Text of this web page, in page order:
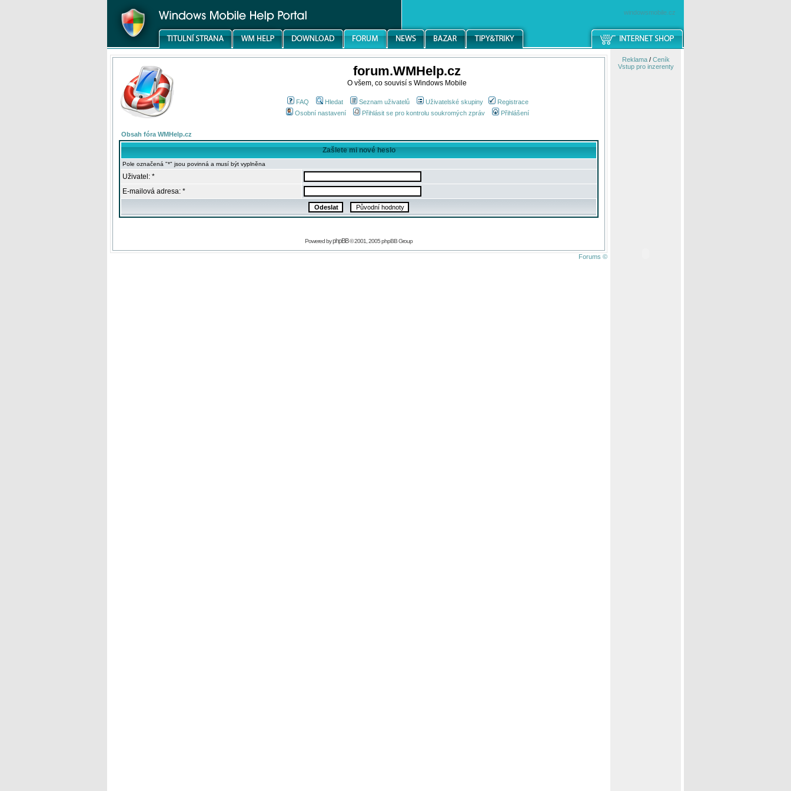
windowsmobile.cz
forum.WMHelp.cz
O všem, co souvisí s Windows Mobile
FAQ Hledat Seznam uživatelů Uživatelské skupiny
Registrace
Osobní nastavení
Přihlásit se pro kontrolu soukromých zpráv Přihlášení
Obsah fóra WMHelp.cz
Zašlete mi nové heslo
Pole označená "*" jsou povinná a musí být vyplněna
Uživatel: *
E-mailová adresa: *
Powered byphpBB© 2001, 2005 phpBB Group
Forums ©
Reklama/ Ceník
Vstup pro inzerenty